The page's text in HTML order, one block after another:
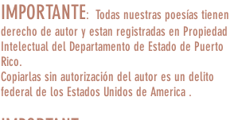
IMPORTANTE: Todas nuestras poesías tienen
derecho de autor y estan registradas en Propiedad
Intelectual del Departamento de Estado de Puerto
Rico.
Copiarlas sin autorización del autor es un delito
federal de los Estados Unidos de America .